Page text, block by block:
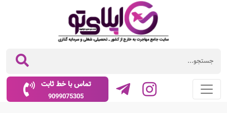
تماس با خط ثابت
9099075305